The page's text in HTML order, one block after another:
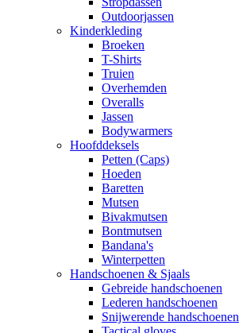
Outdoorjassen
Kinderkleding
Broeken
T-Shirts
Truien
Overhemden
Overalls
Jassen
Bodywarmers
Hoofddeksels
Petten (Caps)
Hoeden
Baretten
Mutsen
Bivakmutsen
Bontmutsen
Bandana's
Winterpetten
Handschoenen & Sjaals
Gebreide handschoenen
Lederen handschoenen
Snijwerende handschoenen